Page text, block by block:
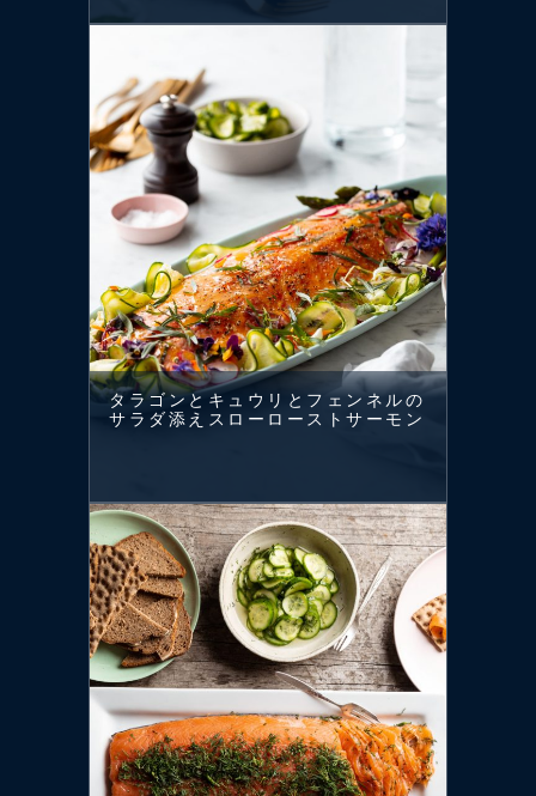
タラゴンとキュウリとフェンネルの
サラダ添えスローローストサーモン